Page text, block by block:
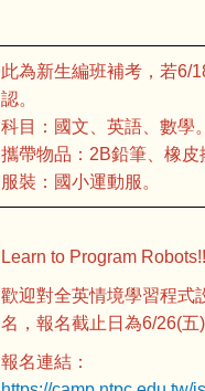
此為新生編班補考，若6/
認。
科目：國文、英語、數學
攜帶物品：2B鉛筆、橡皮
服裝：國小運動服。
Learn to Program
歡迎對全英情境學習程式
名，報名截止日為6/26(五
報名連結：